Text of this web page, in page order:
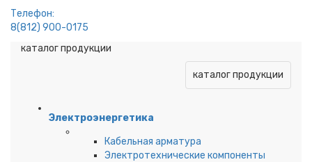
Телефон:
8(812) 900-0175
каталог продукции
каталог продукции
Электроэнергетика
Кабельная арматура
Электротехнические компоненты